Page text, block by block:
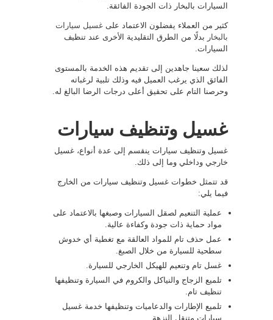
السيارات بالبخار ذات الجودة الفائقة.
كثير من العملاء يفضلون الاعتماد على غسيل سيارات
بالبخار بدلًا من الطرق التقليدية الأخرى عند تنظيف
السيارات.
لذلك سعينا جاهدين إلى تقديم هذه الخدمة بالمستوى
الفائق الذي يرغب العميل فيه وذلك تلبية لرغباته
وحرصنا التام على تحقيق أعلى درجات الرضا البالغ له.
غسيل وتنظيف سيارات
غسيل وتنظيف سيارات ينقسم إلى عدة أنواع، غسيل
خارجي وداخلي وما إلى ذلك.
قد تتمثل خطوات غسيل وتنظيف سيارات من الخارج
فيما يلي:
عملية التنعيم لصقل السيارات وصبغها بالاعتماد على
مواد حماية ذات جودة وكفاءة عالية.
عمل حذف تام للمواد العالقة مع تغطية أي خدوش
سطحية للسيارة من خلال الصبغ.
غسل تام وتنعيم للهيكل الخارجي للسيارة.
تلميع الزجاج والنياكل والكروم في السيارة وتنظيفها
تنظيف تام.
تلميع الإطارات والدعاميات وتنظيفها خدمة غسيل
سيارات متنقل النزهة .